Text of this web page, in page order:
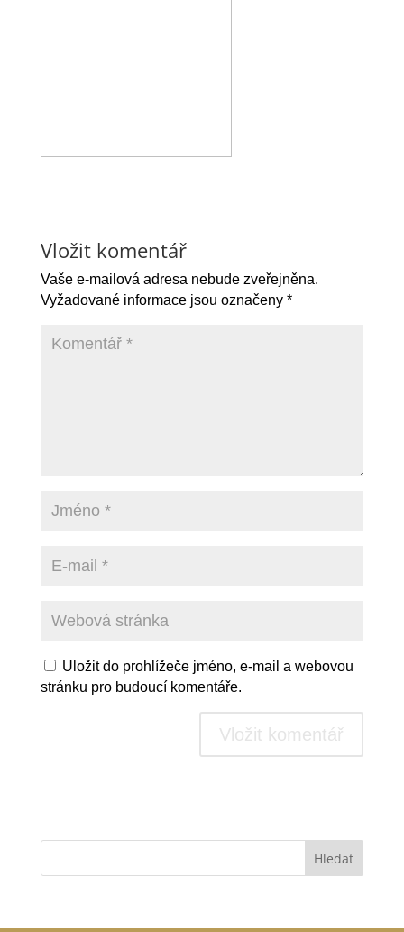
Vložit komentář
Vaše e-mailová adresa nebude zveřejněna.
Vyžadované informace jsou označeny *
Uložit do prohlížeče jméno, e-mail a webovou
stránku pro budoucí komentáře.